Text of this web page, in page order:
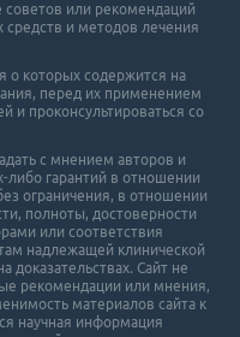
советов или рекомендаций
и методов лечения
о которых содержится на
перед их применением
и проконсультироваться со
с мнением авторов и
либо гарантий в отношении
ограничения, в отношении
полноты, достоверности
или соответствия
надлежащей клинической
доказательствах. Сайт не
рекомендации или мнения,
материалов сайта к
научная информация